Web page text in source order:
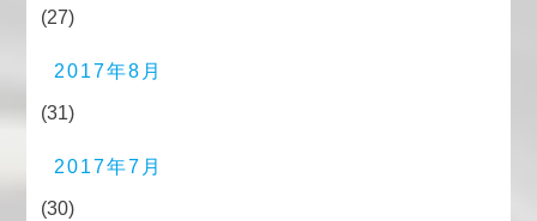
(27)
2017年8月
(31)
2017年7月
(30)